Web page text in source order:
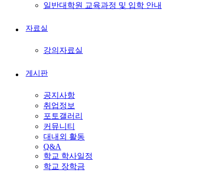
일반대학원 교육과정 및 입학 안내
자료실
강의자료실
게시판
공지사항
취업정보
포토갤러리
커뮤니티
대내외 활동
Q&A
학교 학사일정
학교 장학금